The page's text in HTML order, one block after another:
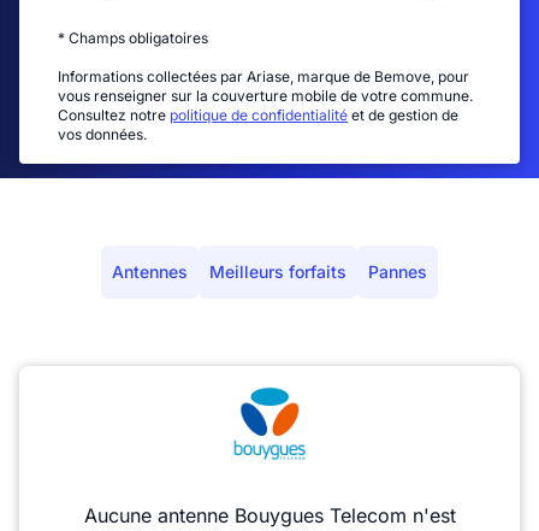
* Champs obligatoires
Informations collectées par Ariase, marque de Bemove, pour
vous renseigner sur la couverture mobile de votre commune.
Consultez notre politique de confidentialité et de gestion de
vos données.
Antennes Meilleurs forfaits Pannes
Aucune antenne Bouygues Telecom n'est